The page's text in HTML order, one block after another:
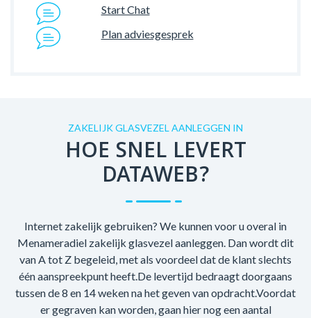
Start Chat
Plan adviesgesprek
ZAKELIJK GLASVEZEL AANLEGGEN IN
HOE SNEL LEVERT
DATAWEB?
Internet zakelijk gebruiken? We kunnen voor u overal in
Menameradiel zakelijk glasvezel aanleggen. Dan wordt dit
van A tot Z begeleid, met als voordeel dat de klant slechts
één aanspreekpunt heeft.De levertijd bedraagt doorgaans
tussen de 8 en 14 weken na het geven van opdracht.Voordat
er gegraven kan worden, gaan hier nog een aantal